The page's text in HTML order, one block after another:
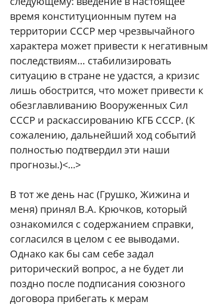
время конституционным путем на
территории СССР мер чрезвычайного
характера может привести к негативным
последствиям… стабилизировать
ситуацию в стране не удастся, а кризис
лишь обострится, что может привести к
обезглавливанию Вооруженных Сил
СССР и раскассированию КГБ СССР. (К
сожалению, дальнейший ход событий
полностью подтвердил эти наши
прогнозы.)<...>
В тот же день нас (Грушко, Жижина и
меня) принял В.А. Крючков, который
ознакомился с содержанием справки,
согласился в целом с ее выводами.
Однако как бы сам себе задал
риторический вопрос, а не будет ли
поздно после подписания союзного
договора прибегать к мерам